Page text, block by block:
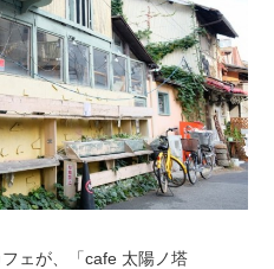
ェが、「cafe 太陽ノ塔